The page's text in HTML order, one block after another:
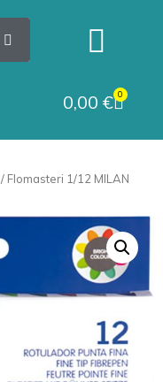
0,00 € 0
/ Flomasteri 1/12 MILAN